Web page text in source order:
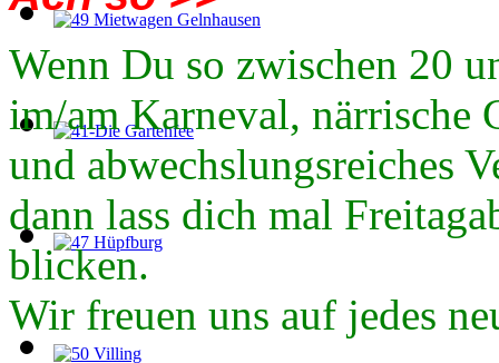
Wenn Du so zwischen 20
im/am Karneval, närrische
und abwechslungsreiches
dann lass dich mal
blicken.
Wir freuen uns auf jedes